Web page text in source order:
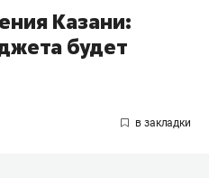
Казани:
будет